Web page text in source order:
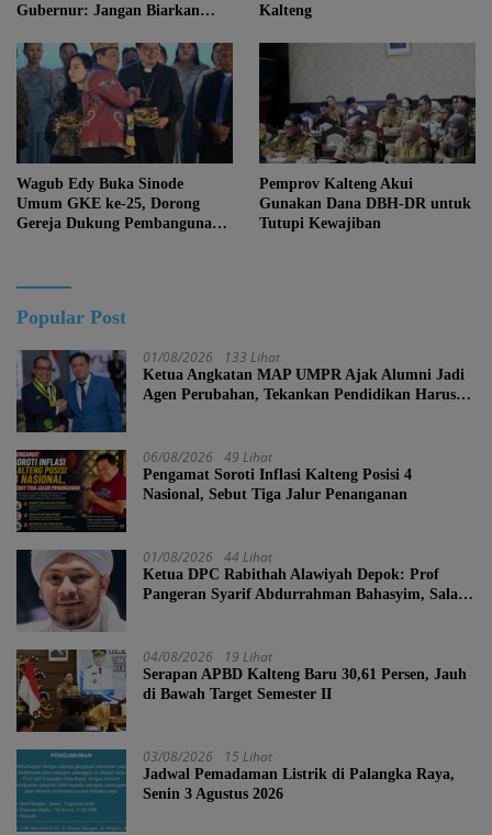
Gubernur: Jangan Biarkan
Kalteng
Kalteng
Wagub Edy Buka Sinode
Umum GKE ke-25, Dorong
Gereja Dukung Pembangunan
Pemprov Kalteng Akui
Gunakan Dana DBH-DR untuk
Tutupi Kewajiban
Popular Post
01/08/2026 133 Lihat
Ketua Angkatan MAP UMPR Ajak Alumni Jadi
Agen Perubahan, Tekankan Pendidikan Harus
06/08/2026 49 Lihat
Pengamat Soroti Inflasi Kalteng Posisi 4
Nasional, Sebut Tiga Jalur Penanganan
01/08/2026 44 Lihat
Ketua DPC Rabithah Alawiyah Depok: Prof
Pangeran Syarif Abdurrahman Bahasyim, Salah
04/08/2026 19 Lihat
Serapan APBD Kalteng Baru 30,61 Persen, Jauh
di Bawah Target Semester II
03/08/2026 15 Lihat
Jadwal Pemadaman Listrik di Palangka Raya,
Senin 3 Agustus 2026